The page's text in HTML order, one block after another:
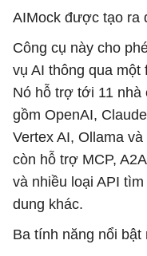
AIMock được tạo ra
Công cụ này cho
vụ AI thông qua một
Nó hỗ trợ tới 11 nhà
gồm OpenAI,
Vertex AI, Ollama
còn hỗ trợ MCP,
và nhiều loại API
dung khác.
Ba tính năng nổi bật